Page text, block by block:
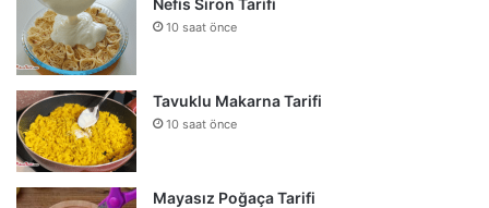
10 saat önce
Tavuklu Makarna Tarifi
10 saat önce
Mayasız Poğaça Tarifi